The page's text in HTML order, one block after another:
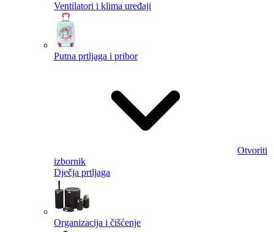
Ventilatori i klima uređaji
Putna prtljaga i pribor
Otvoriti
izbornik
Dječja prtljaga
Organizacija i čišćenje